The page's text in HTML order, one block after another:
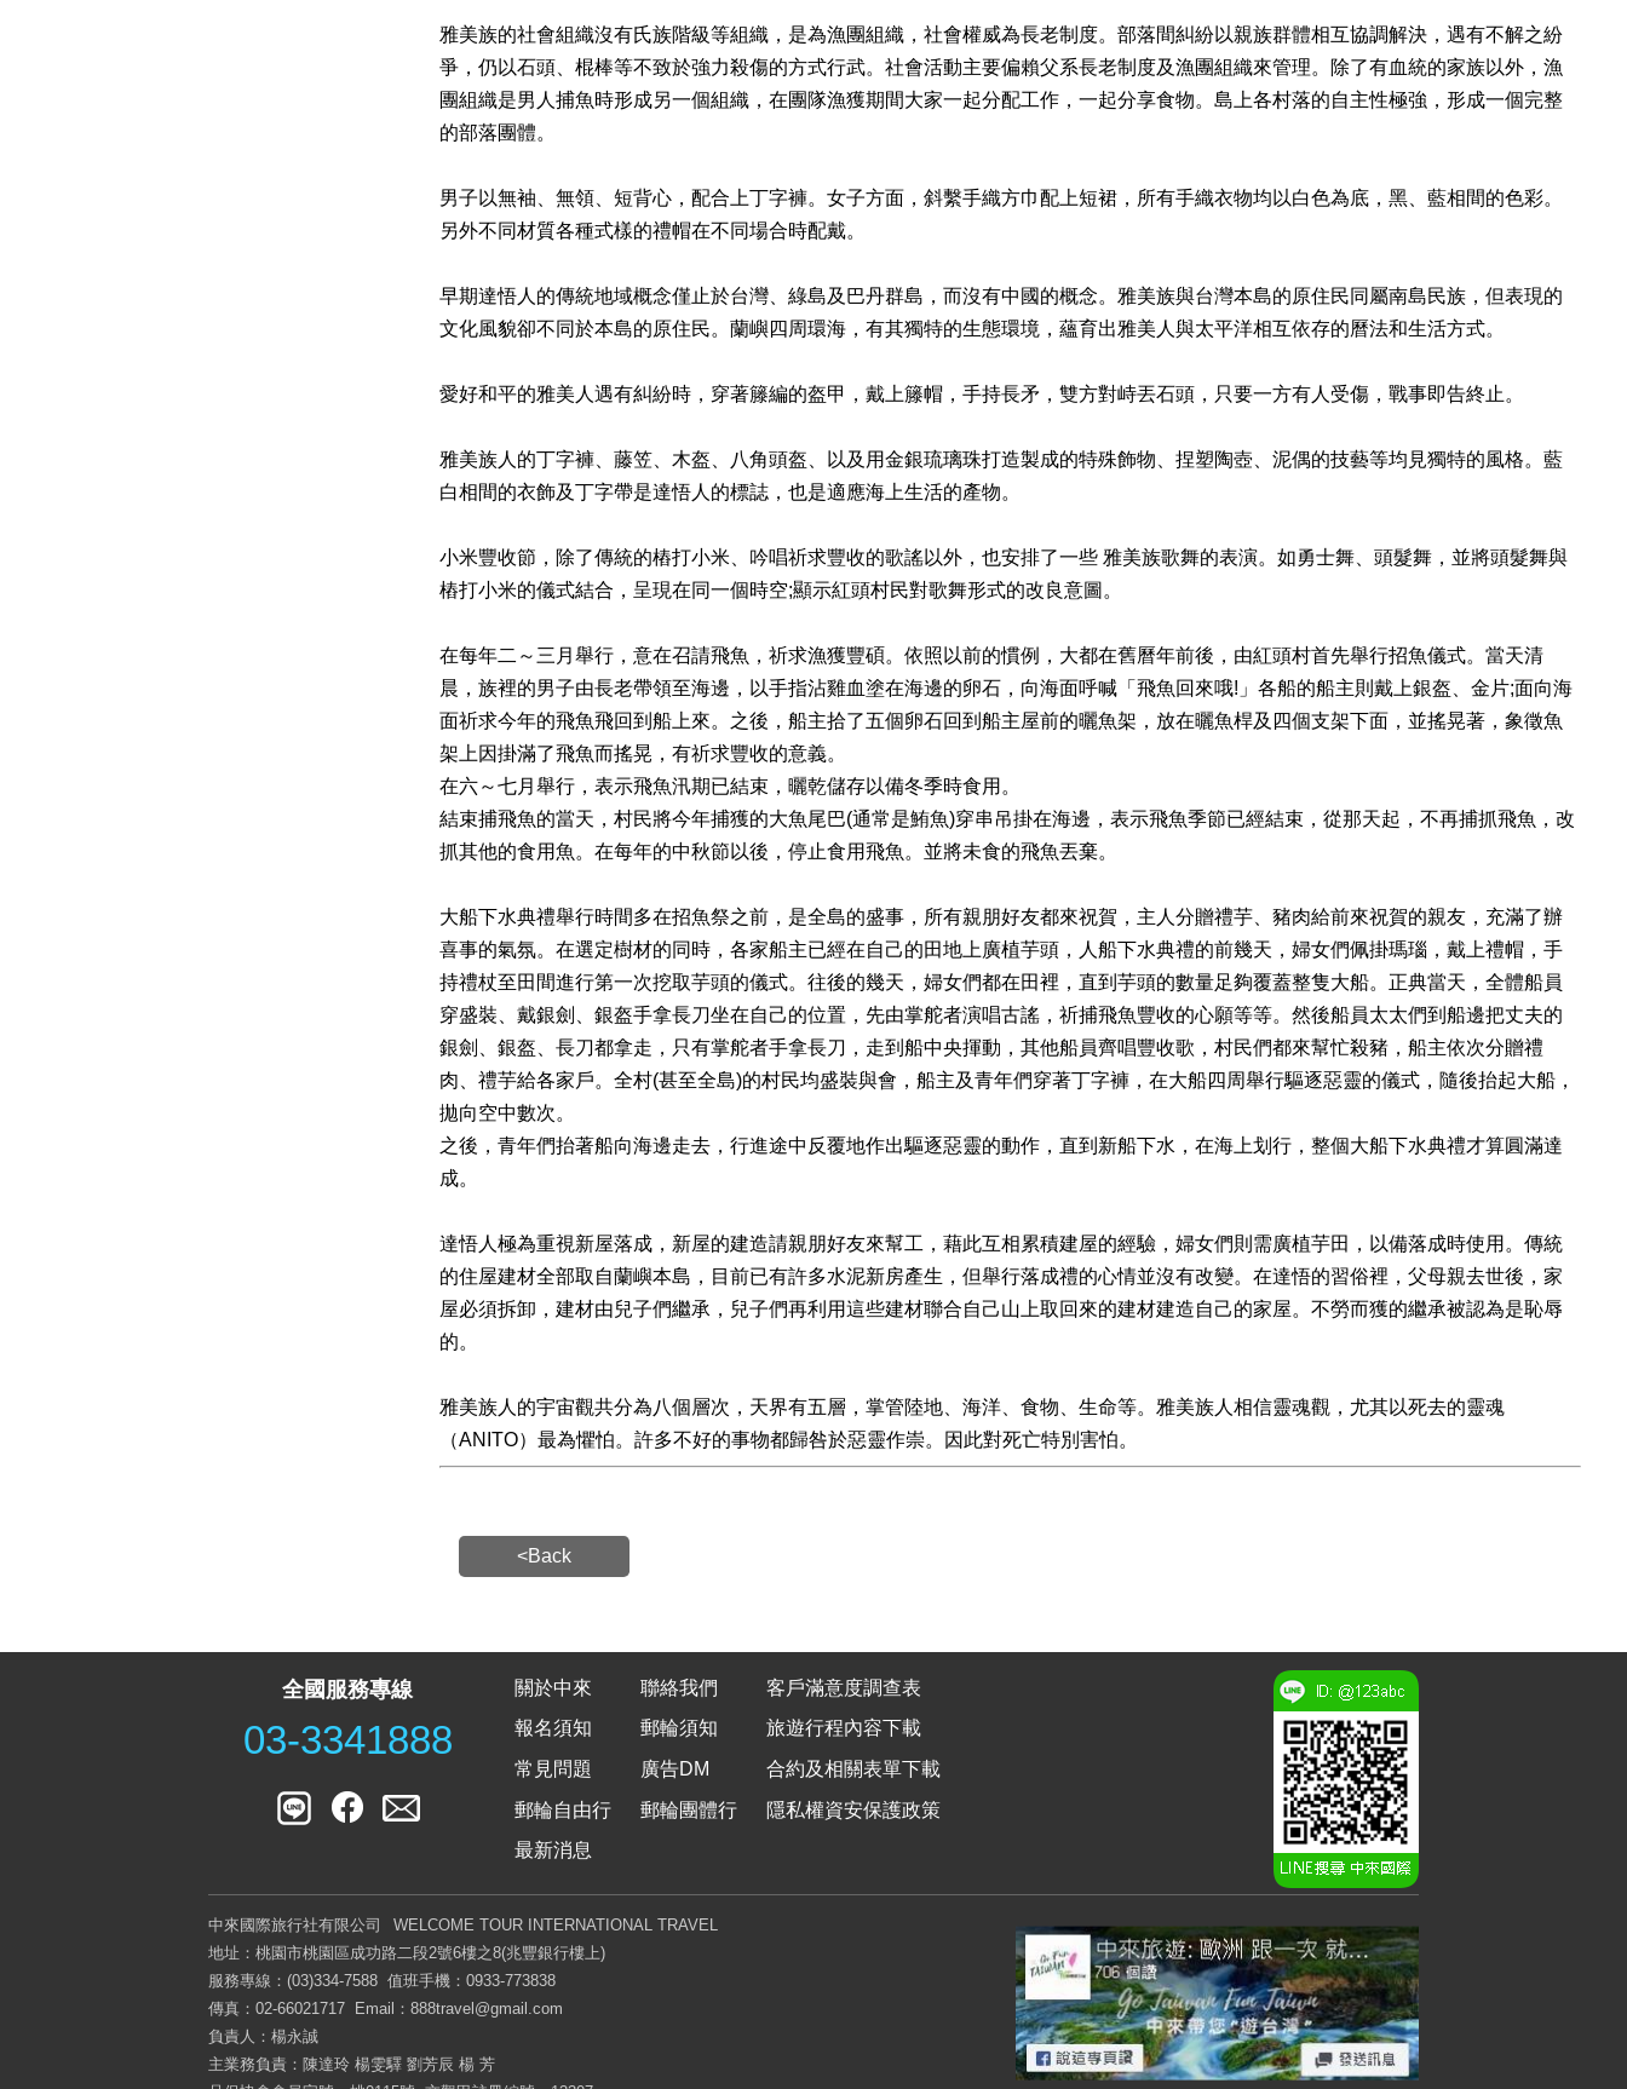
雅美族的社會組織沒有氏族階級等組織，是為漁團組織，社會權威為長老制度。部落間糾紛以親族群體相互協調解決，遇有不解之紛
爭，仍以石頭、棍棒等不致於強力殺傷的方式行武。社會活動主要偏賴父系長老制度及漁團組織來管理。除了有血統的家族以外，漁
團組織是男人捕魚時形成另一個組織，在團隊漁獲期間大家一起分配工作，一起分享食物。島上各村落的自主性極強，形成一個完整
的部落團體。
男子以無袖、無領、短背心，配合上丁字褲。女子方面，斜繫手織方巾配上短裙，所有手織衣物均以白色為底，黑、藍相間的色彩。
另外不同材質各種式樣的禮帽在不同場合時配戴。
早期達悟人的傳統地域概念僅止於台灣、綠島及巴丹群島，而沒有中國的概念。雅美族與台灣本島的原住民同屬南島民族，但表現的
文化風貌卻不同於本島的原住民。蘭嶼四周環海，有其獨特的生態環境，蘊育出雅美人與太平洋相互依存的曆法和生活方式。
愛好和平的雅美人遇有糾紛時，穿著籐編的盔甲，戴上籐帽，手持長矛，雙方對峙丟石頭，只要一方有人受傷，戰事即告終止。
雅美族人的丁字褲、藤笠、木盔、八角頭盔、以及用金銀琉璃珠打造製成的特殊飾物、捏塑陶壺、泥偶的技藝等均見獨特的風格。藍
白相間的衣飾及丁字帶是達悟人的標誌，也是適應海上生活的產物。
小米豐收節，除了傳統的樁打小米、吟唱祈求豐收的歌謠以外，也安排了一些 雅美族歌舞的表演。如勇士舞、頭髮舞，並將頭髮舞與
樁打小米的儀式結合，呈現在同一個時空;顯示紅頭村民對歌舞形式的改良意圖。
在每年二～三月舉行，意在召請飛魚，祈求漁獲豐碩。依照以前的慣例，大都在舊曆年前後，由紅頭村首先舉行招魚儀式。當天清
晨，族裡的男子由長老帶領至海邊，以手指沾雞血塗在海邊的卵石，向海面呼喊「飛魚回來哦!」各船的船主則戴上銀盔、金片;面向海
面祈求今年的飛魚飛回到船上來。之後，船主拾了五個卵石回到船主屋前的曬魚架，放在曬魚桿及四個支架下面，並搖晃著，象徵魚
架上因掛滿了飛魚而搖晃，有祈求豐收的意義。
在六～七月舉行，表示飛魚汛期已結束，曬乾儲存以備冬季時食用。
結束捕飛魚的當天，村民將今年捕獲的大魚尾巴(通常是鮪魚)穿串吊掛在海邊，表示飛魚季節已經結束，從那天起，不再捕抓飛魚，改
抓其他的食用魚。在每年的中秋節以後，停止食用飛魚。並將未食的飛魚丟棄。
大船下水典禮舉行時間多在招魚祭之前，是全島的盛事，所有親朋好友都來祝賀，主人分贈禮芋、豬肉給前來祝賀的親友，充滿了辦
喜事的氣氛。在選定樹材的同時，各家船主已經在自己的田地上廣植芋頭，人船下水典禮的前幾天，婦女們佩掛瑪瑙，戴上禮帽，手
持禮杖至田間進行第一次挖取芋頭的儀式。往後的幾天，婦女們都在田裡，直到芋頭的數量足夠覆蓋整隻大船。正典當天，全體船員
穿盛裝、戴銀劍、銀盔手拿長刀坐在自己的位置，先由掌舵者演唱古謠，祈捕飛魚豐收的心願等等。然後船員太太們到船邊把丈夫的
銀劍、銀盔、長刀都拿走，只有掌舵者手拿長刀，走到船中央揮動，其他船員齊唱豐收歌，村民們都來幫忙殺豬，船主依次分贈禮
肉、禮芋給各家戶。全村(甚至全島)的村民均盛裝與會，船主及青年們穿著丁字褲，在大船四周舉行驅逐惡靈的儀式，隨後抬起大船，
拋向空中數次。
之後，青年們抬著船向海邊走去，行進途中反覆地作出驅逐惡靈的動作，直到新船下水，在海上划行，整個大船下水典禮才算圓滿達
成。
達悟人極為重視新屋落成，新屋的建造請親朋好友來幫工，藉此互相累積建屋的經驗，婦女們則需廣植芋田，以備落成時使用。傳統
的住屋建材全部取自蘭嶼本島，目前已有許多水泥新房產生，但舉行落成禮的心情並沒有改變。在達悟的習俗裡，父母親去世後，家
屋必須拆卸，建材由兒子們繼承，兒子們再利用這些建材聯合自己山上取回來的建材建造自己的家屋。不勞而獲的繼承被認為是恥辱
的。
雅美族人的宇宙觀共分為八個層次，天界有五層，掌管陸地、海洋、食物、生命等。雅美族人相信靈魂觀，尤其以死去的靈魂
（ANITO）最為懼怕。許多不好的事物都歸咎於惡靈作崇。因此對死亡特別害怕。
<Back
全國服務專線
03-3341888
關於中來
聯絡我們
報名須知
郵輪須知
常見問題
廣告DM
郵輪自由行
郵輪團體行
最新消息
客戶滿意度調查表
旅遊行程內容下載
合約及相關表單下載
隱私權資安保護政策
中來國際旅行社有限公司
WELCOME TOUR INTERNATIONAL TRAVEL
地址：桃園市桃園區成功路二段2號6樓之8(兆豐銀行樓上)
服務專線：(03)334-7588 值班手機：0933-773838
傳真：02-66021717 Email： 888travel@gmail.com
負責人：楊永誠
主業務負責：陳達玲 楊雯驛 劉芳辰 楊 芳